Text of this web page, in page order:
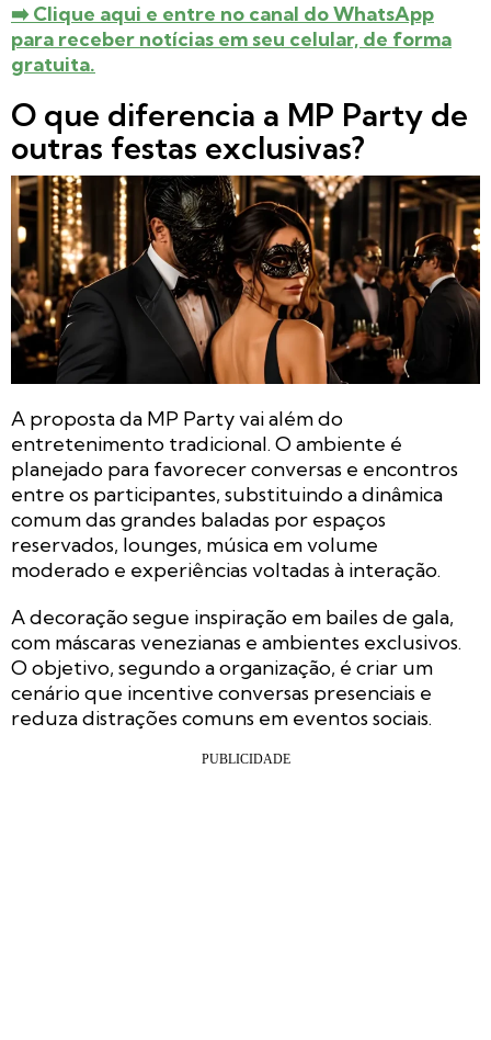
➡️ Clique aqui e entre no canal do WhatsApp
para receber notícias em seu celular, de forma
gratuita.
O que diferencia a MP Party de
outras festas exclusivas?
A proposta da MP Party vai além do
entretenimento tradicional. O ambiente é
planejado para favorecer conversas e encontros
entre os participantes, substituindo a dinâmica
comum das grandes baladas por espaços
reservados, lounges, música em volume
moderado e experiências voltadas à interação.
A decoração segue inspiração em bailes de gala,
com máscaras venezianas e ambientes exclusivos.
O objetivo, segundo a organização, é criar um
cenário que incentive conversas presenciais e
reduza distrações comuns em eventos sociais.